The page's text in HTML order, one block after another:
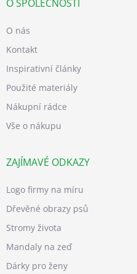
O SPOLEČNOSTI
O nás
Kontakt
Inspirativní články
Použité materiály
Nákupní rádce
Vše o nákupu
ZAJÍMAVÉ ODKAZY
Logo firmy na míru
Dřevěné obrazy psů
Stromy života
Mandaly na zeď
Dárky pro ženy